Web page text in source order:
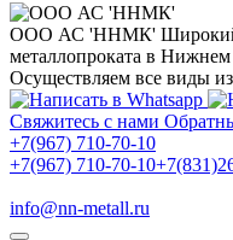
ООО АС 'ННМК'
металлопроката в
Осуществляем все виды
Свяжитесь с нами
+7(967) 710-70-10
+7(967) 710-70-10
info@nn-metall.ru